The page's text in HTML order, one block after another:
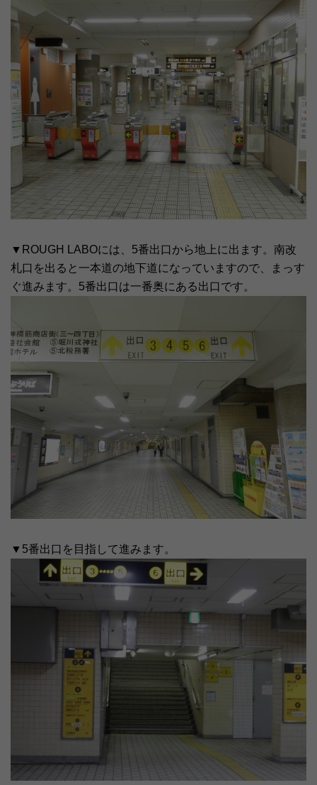
▼ROUGH LABOには、5番出口から地上に出ます。南改
札口を出ると一本道の地下道になっていますので、まっす
ぐ進みます。5番出口は一番奥にある出口です。
▼5番出口を目指して進みます。